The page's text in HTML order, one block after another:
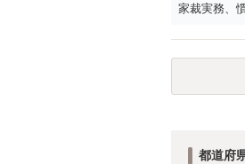
家裁実務、
都道府